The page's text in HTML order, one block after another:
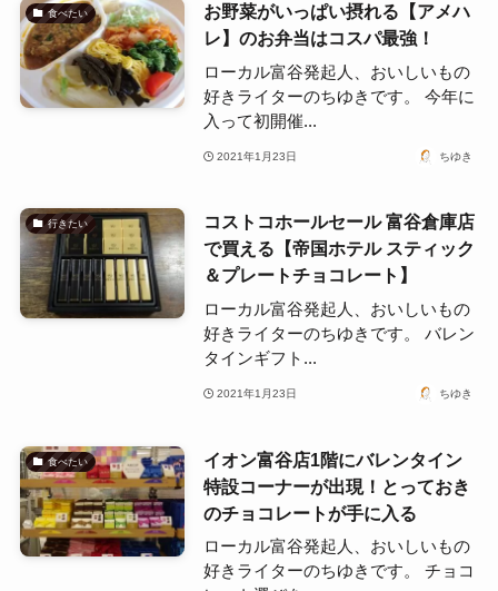
食べたい
お野菜がいっぱい摂れる【アメハ
レ】のお弁当はコスパ最強！
ローカル富谷発起人、おいしいもの
好きライターのちゆきです。 今年に
入って初開催...
2021年1月23日 ちゆき
行きたい
コストコホールセール 富谷倉庫店
で買える【帝国ホテル スティック
＆プレートチョコレート】
ローカル富谷発起人、おいしいもの
好きライターのちゆきです。 バレン
タインギフト...
2021年1月23日 ちゆき
食べたい
イオン富谷店1階にバレンタイン
特設コーナーが出現！とっておき
のチョコレートが手に入る
ローカル富谷発起人、おいしいもの
好きライターのちゆきです。 チョコ